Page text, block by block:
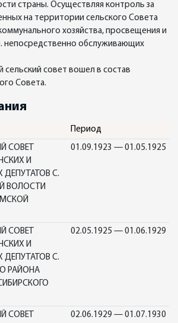
страны. Осуществляя контроль за
на территории сельского Совета
хозяйства, просвещения и
непосредственно обслуживающих
сельский совет вошел в состав
Совета.
Период
СОВЕТ
И
ДЕПУТАТОВ С.
ВОЛОСТИ
01.09.1923 — 01.05.1925
СОВЕТ
И
ДЕПУТАТОВ С.
РАЙОНА
02.05.1925 — 01.06.1929
СОВЕТ
02.06.1929 — 01.07.1930